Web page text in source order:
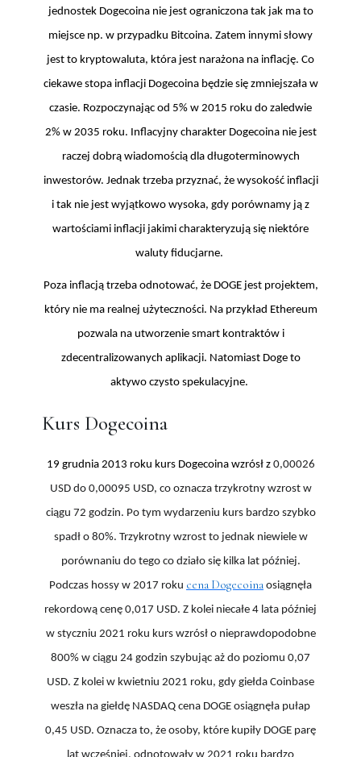
jednostek Dogecoina nie jest ograniczona tak jak ma to
miejsce np. w przypadku Bitcoina. Zatem innymi słowy
jest to kryptowaluta, która jest narażona na inflację. Co
ciekawe stopa inflacji Dogecoina będzie się zmniejszała w
czasie. Rozpoczynając od 5% w 2015 roku do zaledwie
2% w 2035 roku. Inflacyjny charakter Dogecoina nie jest
raczej dobrą wiadomością dla długoterminowych
inwestorów. Jednak trzeba przyznać, że wysokość inflacji
i tak nie jest wyjątkowo wysoka, gdy porównamy ją z
wartościami inflacji jakimi charakteryzują się niektóre
waluty fiducjarne.
Poza inflacją trzeba odnotować, że DOGE jest projektem,
który nie ma realnej użyteczności. Na przykład Ethereum
pozwala na utworzenie smart kontraktów i
zdecentralizowanych aplikacji. Natomiast Doge to
aktywo czysto spekulacyjne.
Kurs Dogecoina
19 grudnia 2013 roku kurs Dogecoina wzrósł z0,00026
USD do 0,00095 USD, co oznacza trzykrotny wzrost w
ciągu 72 godzin. Po tym wydarzeniu kurs bardzo szybko
spadł o 80%. Trzykrotny wzrost to jednak niewiele w
porównaniu do tego co działo się kilka lat później.
Podczas hossy w 2017 roku cena Dogecoina osiągnęła
rekordową cenę 0,017 USD. Z kolei niecałe 4 lata później
w styczniu 2021 roku kurs wzrósł o nieprawdopodobne
800% w ciągu 24 godzin szybując aż do poziomu 0,07
USD. Z kolei w kwietniu 2021 roku, gdy giełda Coinbase
weszła na giełdę NASDAQ cena DOGE osiągnęła pułap
0,45 USD. Oznacza to, że osoby, które kupiły DOGE parę